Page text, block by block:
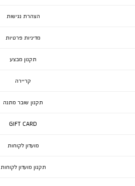
הצהרת נגישות
מדיניות פרטיות
תקנון מבצע
קריירה
תקנון שובר מתנה
GIFT CARD
מועדון לקוחות
תקנון מועדון לקוחות